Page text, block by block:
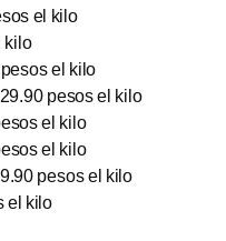
el kilo
kilo
el kilo
pesos el kilo
el kilo
el kilo
pesos el kilo
el kilo